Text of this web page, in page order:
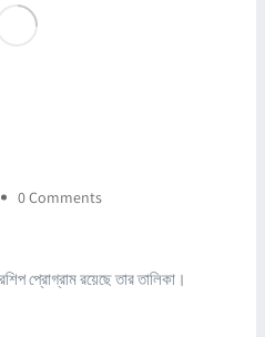
0 Comments
প্রোগ্রাম রয়েছে তার তালিকা।